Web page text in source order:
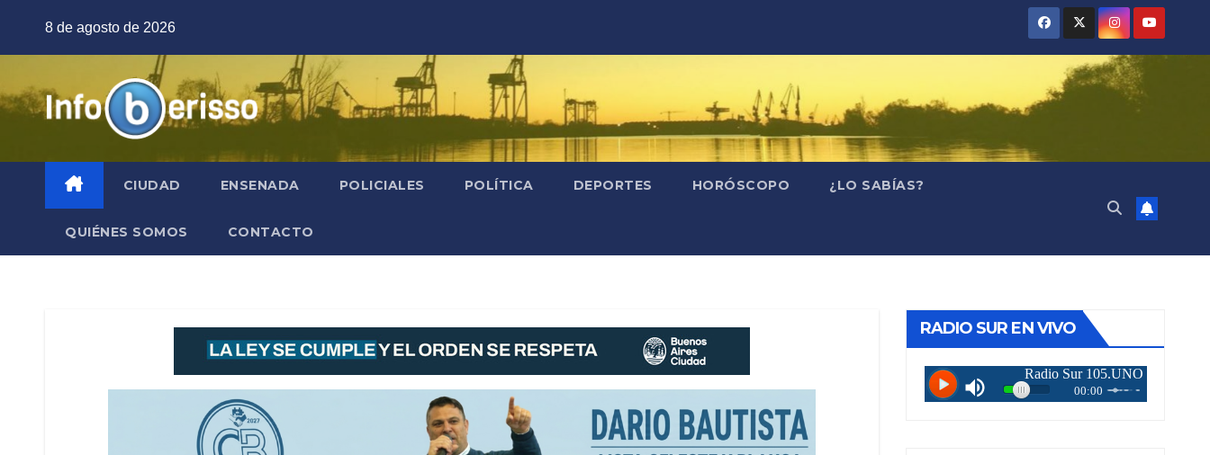
8 de agosto de 2026
CIUDAD ENSENADA POLICIALES POLÍTICA DEPORTES HORÓSCOPO ¿LO SABÍAS?
QUIÉNES SOMOS CONTACTO
RADIO SUR EN VIVO